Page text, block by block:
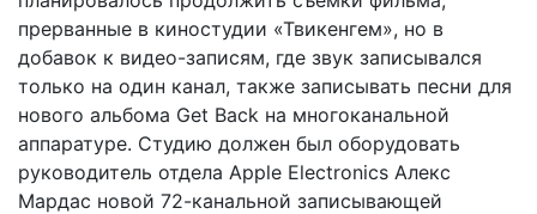
прерванные в киностудии «Твикенгем», но в
добавок к видео-записям, где звук записывался
только на один канал, также записывать песни для
нового альбома Get Back на многоканальной
аппаратуре. Студию должен был оборудовать
руководитель отдела Apple Electronics Алекс
Мардас новой 72-канальной записывающей